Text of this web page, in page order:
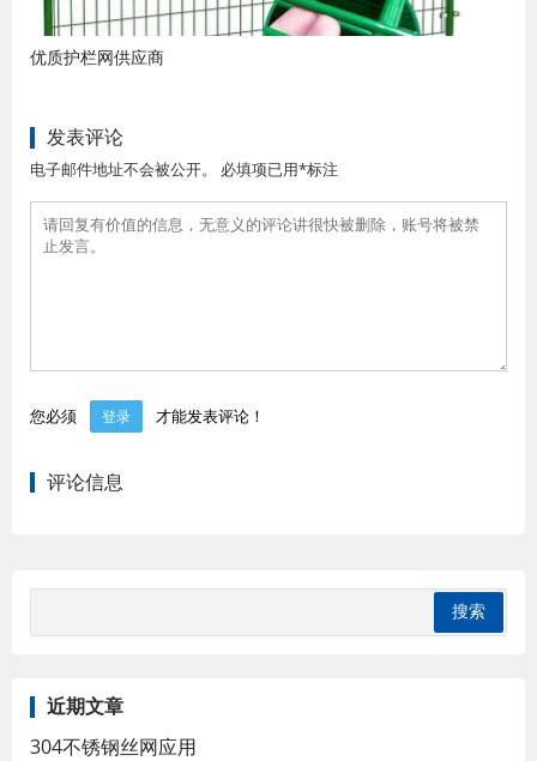
优质护栏网供应商
发表评论
电子邮件地址不会被公开。 必填项已用*标注
您必须 登录 才能发表评论！
评论信息
近期文章
304不锈钢丝网应用